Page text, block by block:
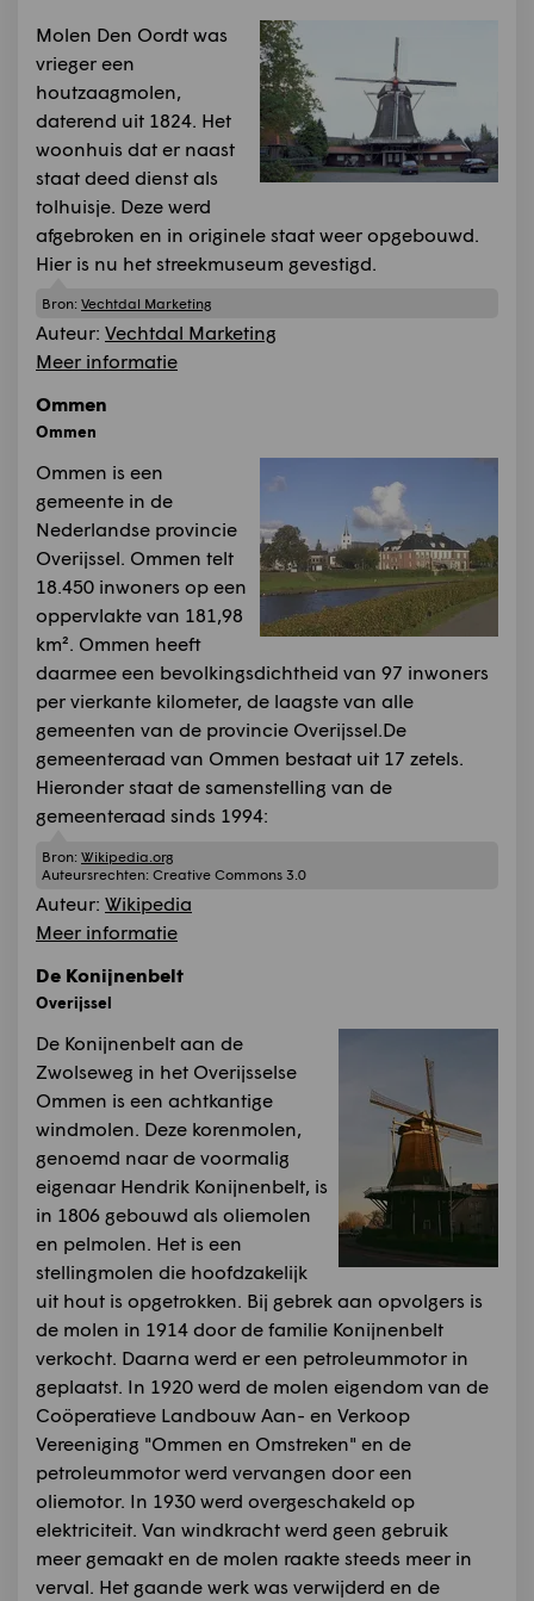
Molen Den Oordt was
vrieger een
houtzaagmolen,
daterend uit 1824. Het
woonhuis dat er naast
staat deed dienst als
tolhuisje. Deze werd
afgebroken en in originele staat weer opgebouwd.
Hier is nu het streekmuseum gevestigd.
Bron: Vechtdal Marketing
Auteur: Vechtdal Marketing
Meer informatie
Ommen
Ommen
Ommen is een
gemeente in de
Nederlandse provincie
Overijssel. Ommen telt
18.450 inwoners op een
oppervlakte van 181,98
km². Ommen heeft
daarmee een bevolkingsdichtheid van 97 inwoners
per vierkante kilometer, de laagste van alle
gemeenten van de provincie Overijssel.De
gemeenteraad van Ommen bestaat uit 17 zetels.
Hieronder staat de samenstelling van de
gemeenteraad sinds 1994:
Bron: Wikipedia.org
Auteursrechten: Creative Commons 3.0
Auteur: Wikipedia
Meer informatie
De Konijnenbelt
Overijssel
De Konijnenbelt aan de
Zwolseweg in het Overijsselse
Ommen is een achtkantige
windmolen. Deze korenmolen,
genoemd naar de voormalig
eigenaar Hendrik Konijnenbelt, is
in 1806 gebouwd als oliemolen
en pelmolen. Het is een
stellingmolen die hoofdzakelijk
uit hout is opgetrokken. Bij gebrek aan opvolgers is
de molen in 1914 door de familie Konijnenbelt
verkocht. Daarna werd er een petroleummotor in
geplaatst. In 1920 werd de molen eigendom van de
Coöperatieve Landbouw Aan- en Verkoop
Vereeniging "Ommen en Omstreken" en de
petroleummotor werd vervangen door een
oliemotor. In 1930 werd overgeschakeld op
elektriciteit. Van windkracht werd geen gebruik
meer gemaakt en de molen raakte steeds meer in
verval. Het gaande werk was verwijderd en de